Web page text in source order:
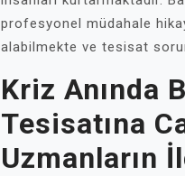
profesyonel müdahale
alabilmekte ve tesisat
Kriz Anında
Tesisatına
Uzmanların